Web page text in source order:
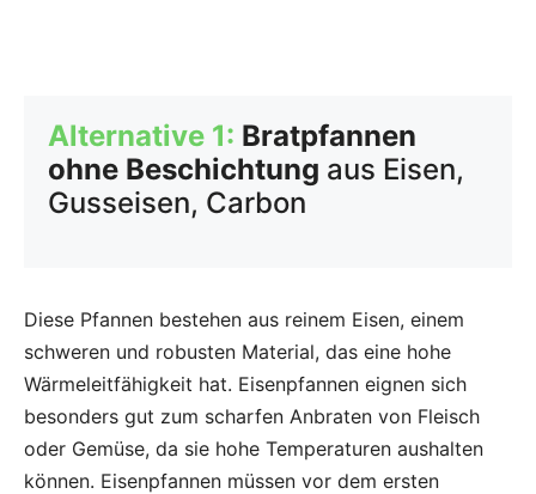
Alternative 1: Bratpfannen
ohne Beschichtung aus Eisen,
Gusseisen, Carbon
Diese Pfannen bestehen aus reinem Eisen, einem
schweren und robusten Material, das eine hohe
Wärmeleitfähigkeit hat. Eisenpfannen eignen sich
besonders gut zum scharfen Anbraten von Fleisch
oder Gemüse, da sie hohe Temperaturen aushalten
können. Eisenpfannen müssen vor dem ersten